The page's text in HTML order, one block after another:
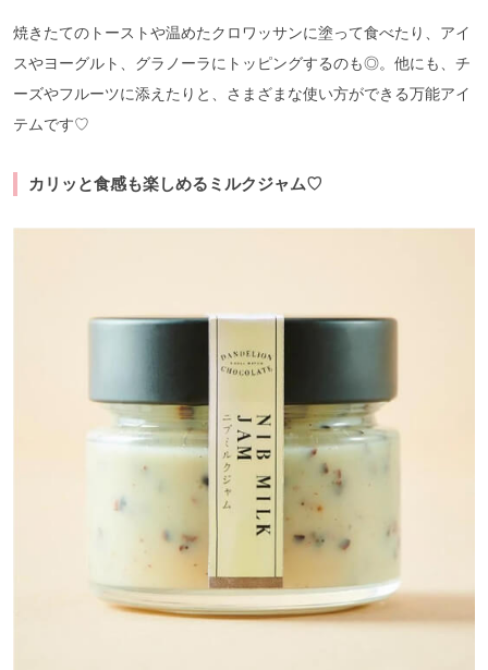
焼きたてのトーストや温めたクロワッサンに塗って食べたり、アイ
スやヨーグルト、グラノーラにトッピングするのも◎。他にも、チ
ーズやフルーツに添えたりと、さまざまな使い方ができる万能アイ
テムです♡
カリッと食感も楽しめるミルクジャム♡